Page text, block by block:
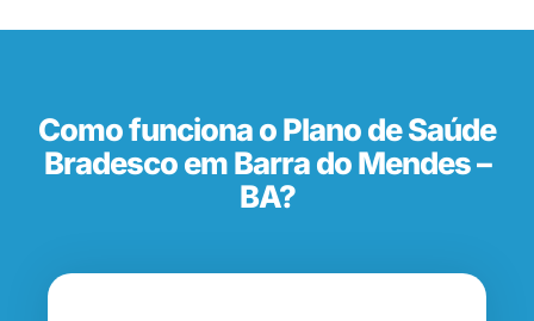
Como funciona o Plano de Saúde
Bradesco em Barra do Mendes –
BA?